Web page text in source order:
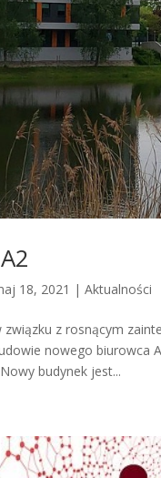
18, 2021 |Aktualności
z rosnącym
nowego
budynek jest...